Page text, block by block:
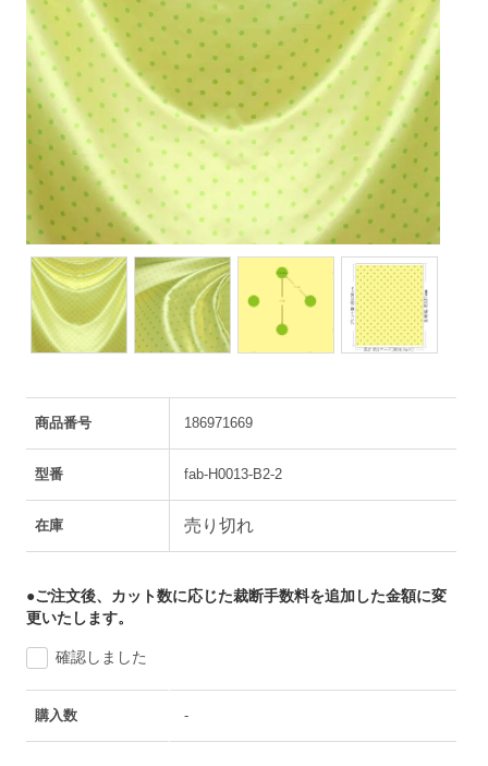
商品番号 186971669
型番 fab-H0013-B2-2
在庫 売り切れ
●ご注文後、カット数に応じた裁断手数料を追加した金額に変
更いたします。
確認しました
購入数 -